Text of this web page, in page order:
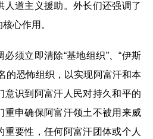
人道主义援助。外长们还强调了
心作用。
须立即清除“基地组织”、“伊斯
的恐怖组织，以实现阿富汗和本
意识到阿富汗人民对持久和平的
重申确保阿富汗领土不被用来威
重要性，任何阿富汗团体或个人